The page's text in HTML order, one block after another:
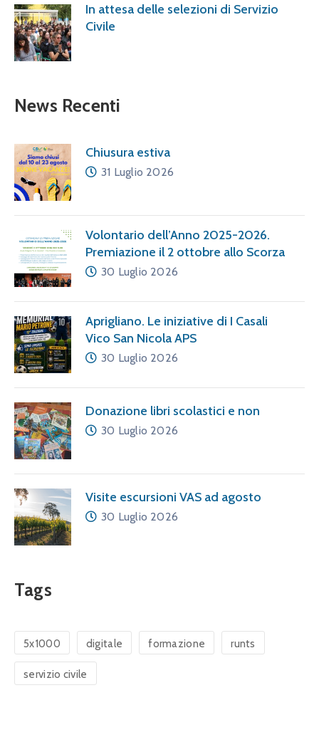
In attesa delle selezioni di Servizio
Civile
News Recenti
Chiusura estiva
31 Luglio 2026
Volontario dell’Anno 2025-2026.
Premiazione il 2 ottobre allo Scorza
30 Luglio 2026
Aprigliano. Le iniziative di I Casali
Vico San Nicola APS
30 Luglio 2026
Donazione libri scolastici e non
30 Luglio 2026
Visite escursioni VAS ad agosto
30 Luglio 2026
Tags
5x1000 digitale formazione runts
servizio civile